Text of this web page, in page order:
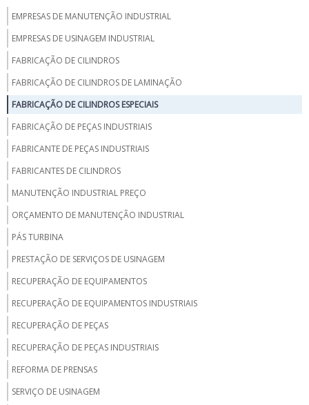
EMPRESAS DE MANUTENÇÃO INDUSTRIAL
EMPRESAS DE USINAGEM INDUSTRIAL
FABRICAÇÃO DE CILINDROS
FABRICAÇÃO DE CILINDROS DE LAMINAÇÃO
FABRICAÇÃO DE CILINDROS ESPECIAIS
FABRICAÇÃO DE PEÇAS INDUSTRIAIS
FABRICANTE DE PEÇAS INDUSTRIAIS
FABRICANTES DE CILINDROS
MANUTENÇÃO INDUSTRIAL PREÇO
ORÇAMENTO DE MANUTENÇÃO INDUSTRIAL
PÁS TURBINA
PRESTAÇÃO DE SERVIÇOS DE USINAGEM
RECUPERAÇÃO DE EQUIPAMENTOS
RECUPERAÇÃO DE EQUIPAMENTOS INDUSTRIAIS
RECUPERAÇÃO DE PEÇAS
RECUPERAÇÃO DE PEÇAS INDUSTRIAIS
REFORMA DE PRENSAS
SERVIÇO DE USINAGEM